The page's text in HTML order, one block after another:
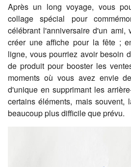
Après un long voyage, vous
collage spécial pour
célébrant l'anniversaire d'un ami,
créer une affiche pour la fête ;
ligne, vous pourriez avoir besoin
de produit pour booster les
moments où vous avez envie
d'unique en supprimant les
certains éléments, mais souvent,
beaucoup plus difficile que prévu.